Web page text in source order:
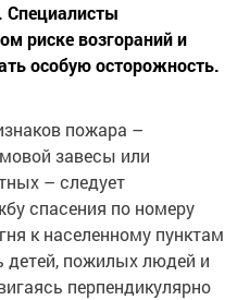
Специалисты
риске возгораний и
особую осторожность.
пожара –
завесы или
– следует
спасения по номеру
к населенному пунктам
детей, пожилых людей и
перпендикулярно